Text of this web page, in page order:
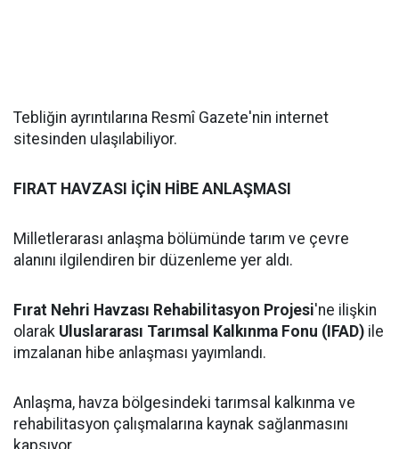
Tebliğin ayrıntılarına Resmî Gazete'nin internet
sitesinden ulaşılabiliyor.
FIRAT HAVZASI İÇİN HİBE ANLAŞMASI
Milletlerarası anlaşma bölümünde tarım ve çevre
alanını ilgilendiren bir düzenleme yer aldı.
Fırat Nehri Havzası Rehabilitasyon Projesi'ne ilişkin
olarak Uluslararası Tarımsal Kalkınma Fonu (IFAD) ile
imzalanan hibe anlaşması yayımlandı.
Anlaşma, havza bölgesindeki tarımsal kalkınma ve
rehabilitasyon çalışmalarına kaynak sağlanmasını
kapsıyor.